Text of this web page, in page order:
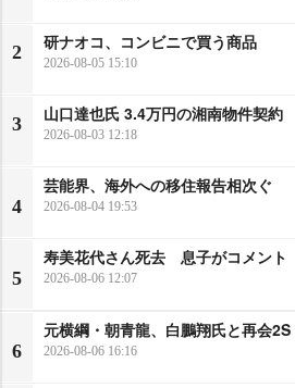
2
研ナオコ、コンビニで買う商品
2026-08-05 15:10
3
山口達也氏 3.4万円の湘南物件契約
2026-08-03 12:18
4
芸能界、海外への移住報告相次ぐ
2026-08-04 19:53
5
寿美花代さん死去 息子がコメント
2026-08-06 12:07
6
元横綱・朝青龍、白鵬翔氏と再会2S
2026-08-06 16:16